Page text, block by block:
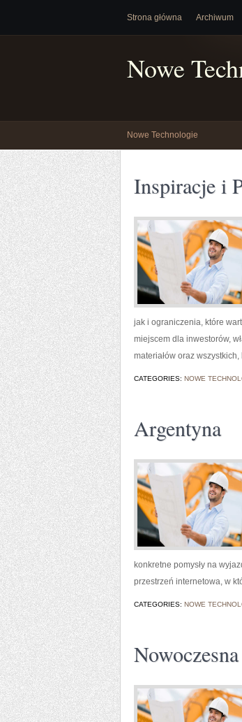
Strona główna Archiwum
Nowe
Nowe Technologie
Inspiracje i
jak i ograniczenia, które
miejscem dla inwestorów,
materiałów oraz wszystkich,
CATEGORIES: NOWE
Argentyna
konkretne pomysły na
przestrzeń internetowa, w
CATEGORIES: NOWE